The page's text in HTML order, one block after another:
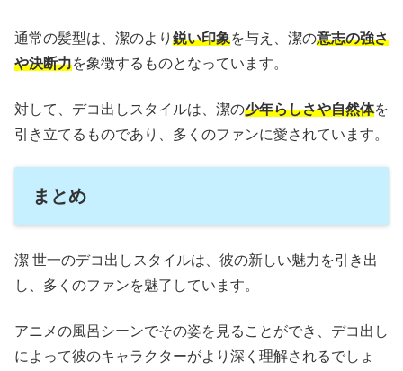
通常の髪型は、潔のより 鋭い印象を与え、潔の意志の強さ
や決断力を象徴するものとなっています。
対して、デコ出しスタイルは、潔の少年らしさや自然体を
引き立てるものであり、多くのファンに愛されています。
まとめ
潔 世一のデコ出しスタイルは、彼の新しい魅力を引き出
し、多くのファンを魅了しています。
アニメの風呂シーンでその姿を見ることができ、デコ出し
によって彼のキャラクターがより深く理解されるでしょ